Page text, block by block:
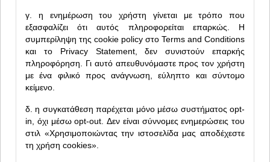
γ. η ενημέρωση του χρήστη γίνεται με τρόπο που
εξασφαλίζει ότι αυτός πληροφορείται επαρκώς. Η
συμπερίληψη της cookie policy στο Terms and Conditions
και το Privacy Statement, δεν συνιστούν επαρκής
πληροφόρηση. Γι αυτό απευθυνόμαστε προς τον χρήστη
με ένα φιλικό προς ανάγνωση, εύληπτο και σύντομο
κείμενο.
δ. η συγκατάθεση παρέχεται μόνο μέσω συστήματος opt-
in, όχι μέσω opt-out. Δεν είναι σύννομες ενημερώσεις του
στιλ «Χρησιμοποιώντας την ιστοσελίδα μας αποδέχεστε
τη χρήση cookies».